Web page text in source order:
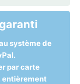
système de
par carte
entièrement